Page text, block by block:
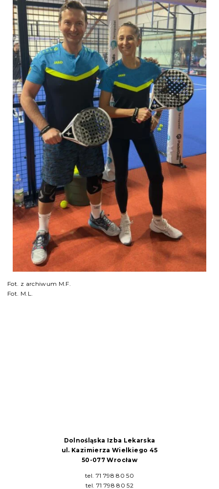
Fot. z archiwum M.F.
Fot. M.L.
Dolnośląska Izba Lekarska
ul. Kazimierza Wielkiego 45
50-077 Wrocław
tel. 71 798 80 50
tel. 71 798 80 52